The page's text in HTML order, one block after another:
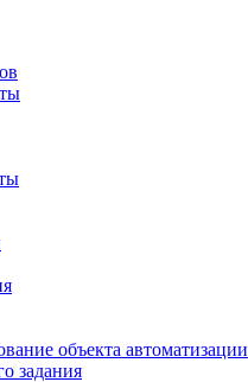
объекта автоматизации
задания